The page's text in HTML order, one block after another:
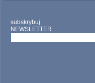
subskrybuj
NEWSLETTER